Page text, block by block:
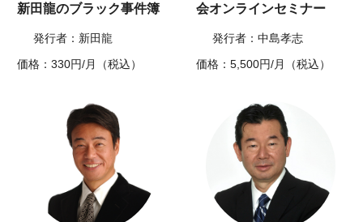
新田龍のブラック事件簿
発行者：新田龍
価格：330円/月（税込）
会オンラインセミナー
発行者：中島孝志
価格：5,500円/月（税込）